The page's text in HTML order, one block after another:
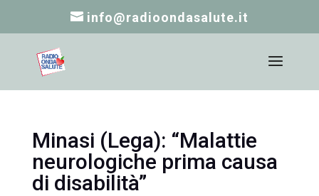
info@radioondasalute.it
Minasi (Lega): “Malattie
neurologiche prima causa
di disabilità”